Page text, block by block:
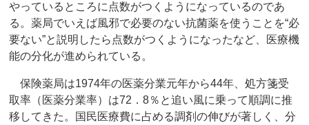
やっているところに点数がつくようになっているのであ
る。薬局でいえば風邪で必要のない抗菌薬を使うことを“必
要ない”と説明したら点数がつくようになったなど、医療機
能の分化が進められている。
保険薬局は1974年の医薬分業元年から44年、処方箋受
取率（医薬分業率）は72．8％と追い風に乗って順調に推
移してきた。国民医療費に占める調剤の伸びが著しく、分